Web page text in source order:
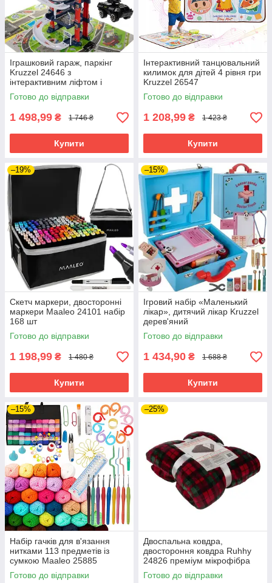
Іграшковий гараж, паркінг
Kruzzel 24646 з
інтерактивним ліфтом і
вертолітним майданчиком
Готово до відправки
1 498,99 ₴ 1 746 ₴
Купити
Інтерактивний танцювальний
килимок для дітей 4 рівня гри
Kruzzel 26547
Готово до відправки
1 208,99 ₴ 1 423 ₴
Купити
–19%
Скетч маркери, двосторонні
маркери Maaleo 24101 набір
168 шт
Готово до відправки
1 198,99 ₴ 1 480 ₴
Купити
–15%
Ігровий набір «Маленький
лікар», дитячий лікар Kruzzel
дерев'яний
Готово до відправки
1 434,90 ₴ 1 688 ₴
Купити
–15%
Набір гачків для в'язання
нитками 113 предметів із
сумкою Maaleo 25885
Готово до відправки
–25%
Двоспальна ковдра,
двостороння ковдра Ruhhy
24826 преміум мікрофібра
160х200
Готово до відправки